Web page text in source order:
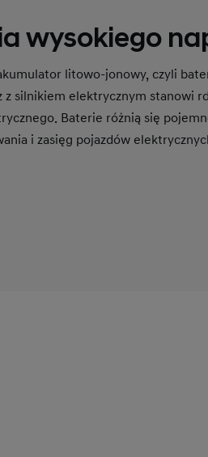
wysokiego
litowo-jonowy, czyli
z silnikiem elektrycznym stanowi
Baterie różnią się
i zasięg pojazdów